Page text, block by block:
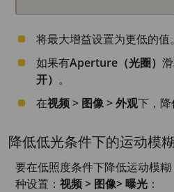
将最大增益设置为更低的值。
如果有Aperture（光圈）
开） 。
在视频 > 图像 > 外观下，降
降低低光条件下的运动模糊
要在低照度条件下降低运动模
种设置： 视频 > 图像> 曝光 ：